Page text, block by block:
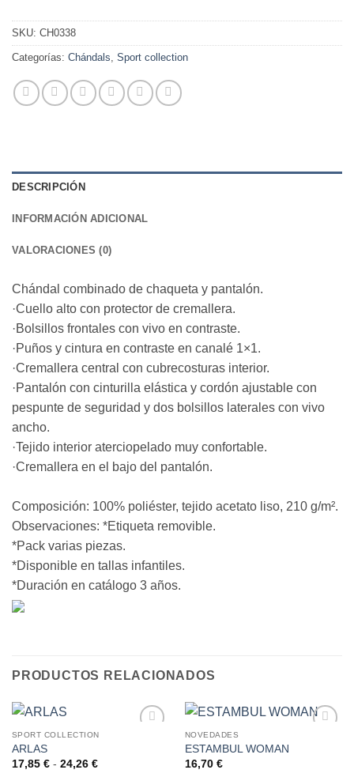
SKU: CH0338
Categorías: Chándals, Sport collection
DESCRIPCIÓN
INFORMACIÓN ADICIONAL
VALORACIONES (0)
Chándal combinado de chaqueta y pantalón.
·Cuello alto con protector de cremallera.
·Bolsillos frontales con vivo en contraste.
·Puños y cintura en contraste en canalé 1×1.
·Cremallera central con cubrecosturas interior.
·Pantalón con cinturilla elástica y cordón ajustable con
pespunte de seguridad y dos bolsillos laterales con vivo
ancho.
·Tejido interior aterciopelado muy confortable.
·Cremallera en el bajo del pantalón.
Composición: 100% poliéster, tejido acetato liso, 210 g/m².
Observaciones: *Etiqueta removible.
*Pack varias piezas.
*Disponible en tallas infantiles.
*Duración en catálogo 3 años.
PRODUCTOS RELACIONADOS
SPORT COLLECTION
ARLAS
17,85 € - 24,26 €Rango
NOVEDADES
ESTAMBUL WOMAN
16,70 €